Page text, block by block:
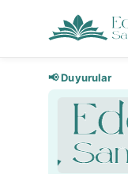
📢 Duyurular